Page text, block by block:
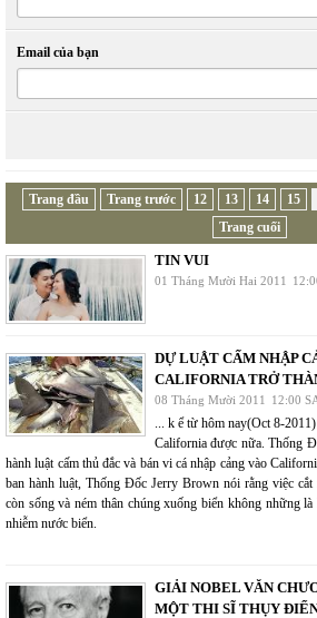
Email của bạn
Trang đầu Trang trước 12 13 14 15
Trang cuối
TIN VUI
01 Tháng Mười Hai 2011
DỰ LUẬT CẤM NHẬP
CALIFORNIA TRỞ
08 Tháng Mười 2011 12:00
... k ể từ hôm nay(Oct 8-
California được nữa. Thống
hành luật cấm thủ đắc và bán vi cá nhập cảng vào
ban hành luật, Thống Đốc Jerry Brown nói rằng việc
còn sống và ném thân chúng xuống biển không những
nhiễm nước biển.
GIẢI NOBEL VĂN
MỘT THI SĨ THỤY